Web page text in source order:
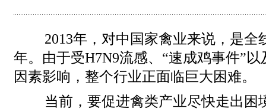
2013年，对中国家禽业来说，是全
年。由于受H7N9流感、“速成鸡事件”
因素影响，整个行业正面临巨大困难。
当前，要促进禽类产业尽快走出困